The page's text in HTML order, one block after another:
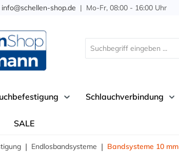
springen
info@schellen-shop.de | Mo-Fr, 08:00 - 16:00 Uhr
Schlauchverbindung
SALE
| Endlosbandsysteme | Bandsysteme 10 mm